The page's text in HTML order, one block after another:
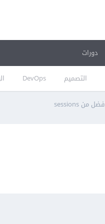
التصميم DevOps
دورات